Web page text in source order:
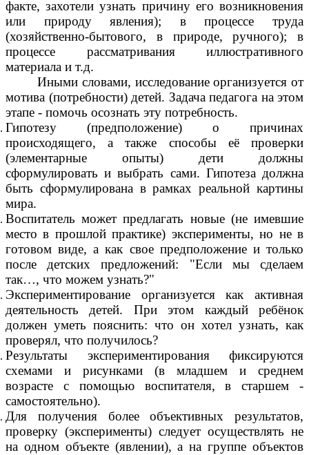
факте, захотели узнать причину его возникновения
или природу явления); в процессе труда
(хозяйственно-бытового, в природе, ручного); в
процессе рассматривания иллюстративного
материала и т.д.
Иными словами, исследование организуется от
мотива (потребности) детей. Задача педагога на этом
этапе - помочь осознать эту потребность.
Гипотезу (предположение) о причинах
происходящего, а также способы её проверки
(элементарные опыты) дети должны
сформулировать и выбрать сами. Гипотеза должна
быть сформулирована в рамках реальной картины
мира.
Воспитатель может предлагать новые (не имевшие
место в прошлой практике) эксперименты, но не в
готовом виде, а как свое предположение и только
после детских предложений: "Если мы сделаем
так…, что можем узнать?"
Экспериментирование организуется как активная
деятельность детей. При этом каждый ребёнок
должен уметь пояснить: что он хотел узнать, как
проверял, что получилось?
Результаты экспериментирования фиксируются
схемами и рисунками (в младшем и среднем
возрасте с помощью воспитателя, в старшем -
самостоятельно).
Для получения более объективных результатов,
проверку (эксперименты) следует осуществлять не
на одном объекте (явлении), а на группе объектов